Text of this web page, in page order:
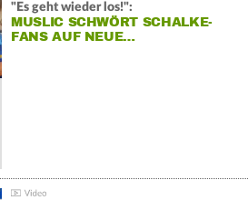
"Es geht wieder los!":
MUSLIC SCHWÖRT SCHALKE-
FANS AUF NEUE…